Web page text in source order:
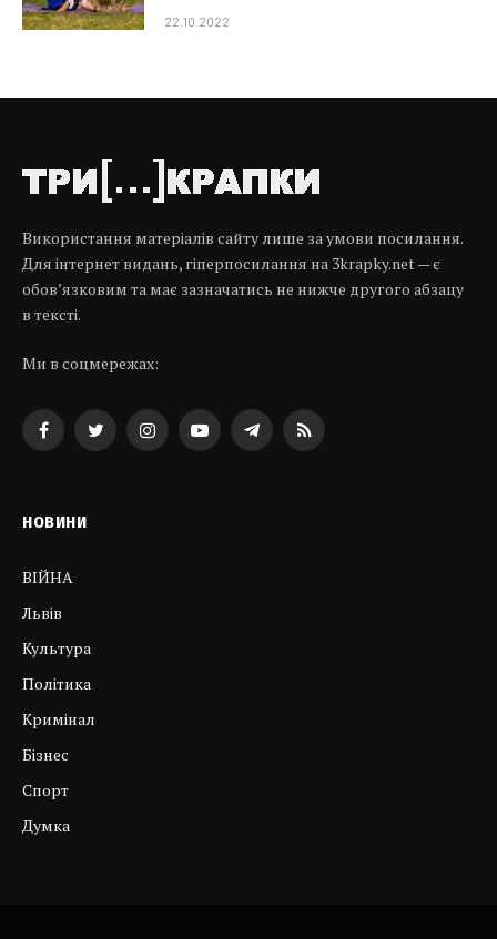
22.10.2022
Використання матеріалів сайту лише за умови посилання.
Для інтернет видань, гіперпосилання на 3krapky.net — є
обов’язковим та має зазначатись не нижче другого абзацу
в тексті.
Ми в соцмережах:
FacebookTwitterInstagramYouTubeTelegramRSS
НОВИНИ
ВІЙНА
Львів
Культура
Політика
Кримінал
Бізнес
Спорт
Думка